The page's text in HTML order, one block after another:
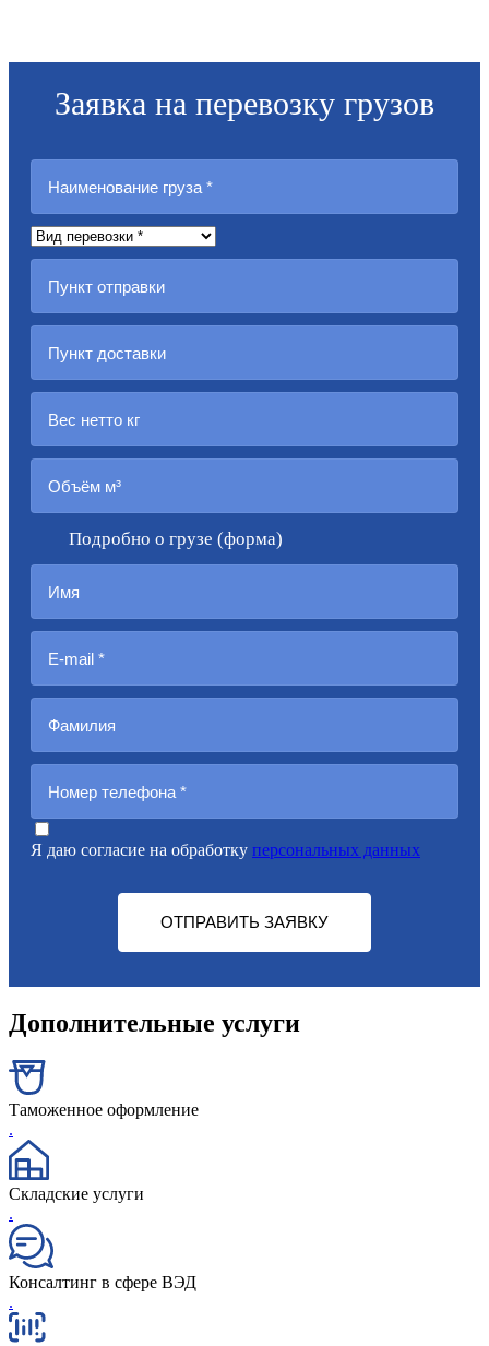
Заявка на перевозку грузов
Подробно о грузе (форма)
Я даю согласие на обработку персональных данных
ОТПРАВИТЬ ЗАЯВКУ
Дополнительные услуги
Таможенное оформление
.
Складские услуги
.
Консалтинг в сфере ВЭД
.